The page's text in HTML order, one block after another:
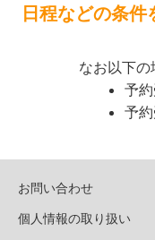
日程などの条
なお以下の
予
予
お問い合わせ
個人情報の取り扱い